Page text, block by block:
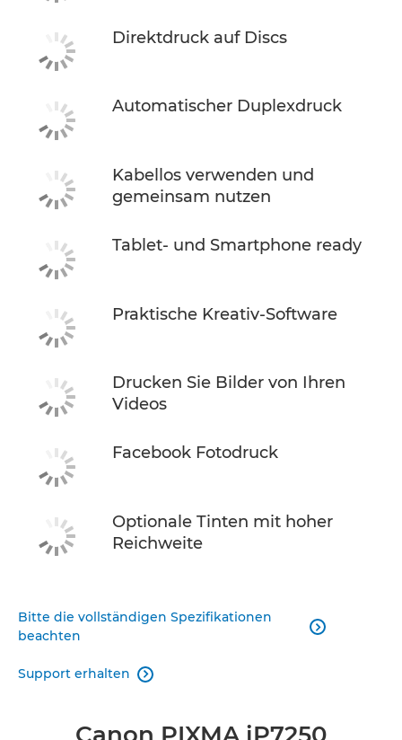
Direktdruck auf Discs
Automatischer Duplexdruck
Kabellos verwenden und
gemeinsam nutzen
Tablet- und Smartphone ready
Praktische Kreativ-Software
Drucken Sie Bilder von Ihren
Videos
Facebook Fotodruck
Optionale Tinten mit hoher
Reichweite
Bitte die vollständigen Spezifikationen
beachten

Support erhalten 